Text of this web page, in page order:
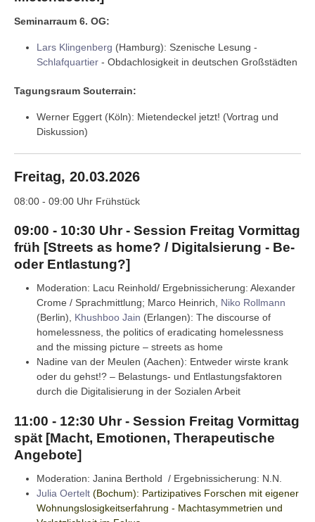
Seminarraum 6. OG:
Lars Klingenberg (Hamburg): Szenische Lesung -
Schlafquartier - Obdachlosigkeit in deutschen Großstädten
Tagungsraum Souterrain:
Werner Eggert (Köln): Mietendeckel jetzt! (Vortrag und
Diskussion)
Freitag, 20.03.2026
08:00 - 09:00 Uhr Frühstück
09:00 - 10:30 Uhr - Session Freitag Vormittag
früh [Streets as home? / Digitalsierung - Be-
oder Entlastung?]
Moderation: Lacu Reinhold/ Ergebnissicherung: Alexander
Crome / Sprachmittlung; Marco Heinrich, Niko Rollmann
(Berlin), Khushboo Jain (Erlangen): The discourse of
homelessness, the politics of eradicating homelessness
and the missing picture – streets as home
Nadine van der Meulen (Aachen): Entweder wirste krank
oder du gehst!? – Belastungs- und Entlastungsfaktoren
durch die Digitalisierung in der Sozialen Arbeit
11:00 - 12:30 Uhr - Session Freitag Vormittag
spät [Macht, Emotionen, Therapeutische
Angebote]
Moderation: Janina Berthold / Ergebnissicherung: N.N.
Julia Oertelt (Bochum): Partizipatives Forschen mit eigener
Wohnungslosigkeitserfahrung - Machtasymmetrien und